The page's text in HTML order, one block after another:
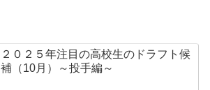
２０２５年注目の高校生のドラフト候
補（10月）～投手編～